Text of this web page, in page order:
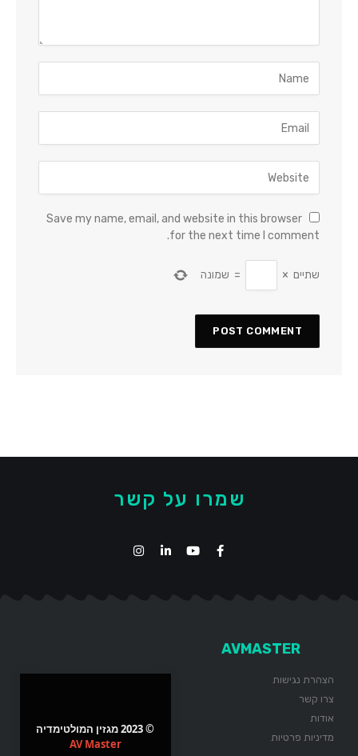
Save my name, email, and website in this browser
for the next time I comment.
שתיים ×
= שמונה
שמרו על קשר
AVMASTER
הצהרת נגישות
צרו קשר
אודות
מדיניות פרטיות
© 2023 מגזין המולטימדיה
AV Master